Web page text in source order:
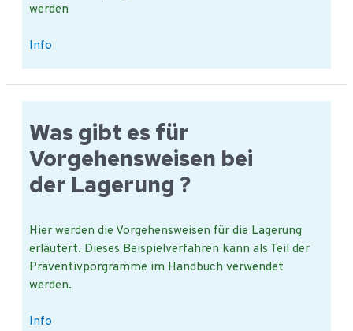
werden
Was
Beispiele
für
Lagerung
von
Produkten?
Info
Was gibt es für
Vorgehensweisen bei
der Lagerung ?
Hier werden die Vorgehensweisen für die Lagerung
erläutert. Dieses Beispielverfahren kann als Teil der
Präventivporgramme im Handbuch verwendet
werden.
Was
Info